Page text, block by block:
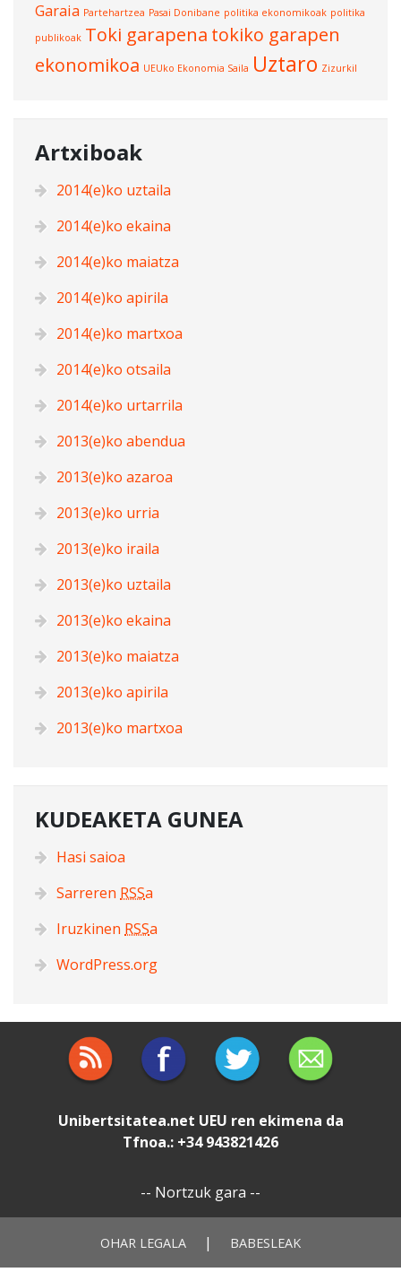
Garaia Partehartzea Pasai Donibane politika ekonomikoak politika
publikoak Toki garapena tokiko garapen
ekonomikoa UEUko Ekonomia Saila Uztaro Zizurkil
Artxiboak
2014(e)ko uztaila
2014(e)ko ekaina
2014(e)ko maiatza
2014(e)ko apirila
2014(e)ko martxoa
2014(e)ko otsaila
2014(e)ko urtarrila
2013(e)ko abendua
2013(e)ko azaroa
2013(e)ko urria
2013(e)ko iraila
2013(e)ko uztaila
2013(e)ko ekaina
2013(e)ko maiatza
2013(e)ko apirila
2013(e)ko martxoa
KUDEAKETA GUNEA
Hasi saioa
Sarreren RSSa
Iruzkinen RSSa
WordPress.org
Unibertsitatea.net UEU ren ekimena da
Tfnoa.: +34 943821426
-- Nortzuk gara --
OHAR LEGALA | BABESLEAK